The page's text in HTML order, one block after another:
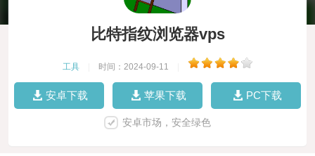
比特指纹浏览器vps
工具 时间：2024-09-11
安卓下载 苹果下载 PC下载
安卓市场，安全绿色